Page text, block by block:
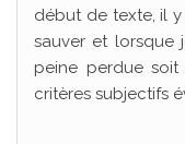
début de texte, il
sauver et lorsque
peine perdue soit
critères subjectifs